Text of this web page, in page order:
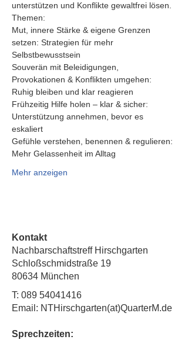
unterstützen und Konflikte gewaltfrei lösen.
Themen:
Mut, innere Stärke & eigene Grenzen
setzen: Strategien für mehr
Selbstbewusstsein
Souverän mit Beleidigungen,
Provokationen & Konflikten umgehen:
Ruhig bleiben und klar reagieren
Frühzeitig Hilfe holen – klar & sicher:
Unterstützung annehmen, bevor es
eskaliert
Gefühle verstehen, benennen & regulieren:
Mehr Gelassenheit im Alltag
Mehr anzeigen
Kontakt
Nachbarschaftstreff Hirschgarten
Schloßschmidstraße 19
80634 München
T: 089 54041416
Email: NTHirschgarten(at)QuarterM.de
Sprechzeiten: